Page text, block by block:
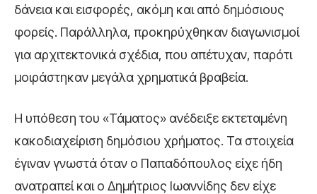
δάνεια και εισφορές, ακόμη και από δημόσιους
φορείς. Παράλληλα, προκηρύχθηκαν διαγωνισμοί
για αρχιτεκτονικά σχέδια, που απέτυχαν, παρότι
μοιράστηκαν μεγάλα χρηματικά βραβεία.
Η υπόθεση του «Τάματος» ανέδειξε εκτεταμένη
κακοδιαχείριση δημόσιου χρήματος. Τα στοιχεία
έγιναν γνωστά όταν ο Παπαδόπουλος είχε ήδη
ανατραπεί και ο Δημήτριος Ιωαννίδης δεν είχε